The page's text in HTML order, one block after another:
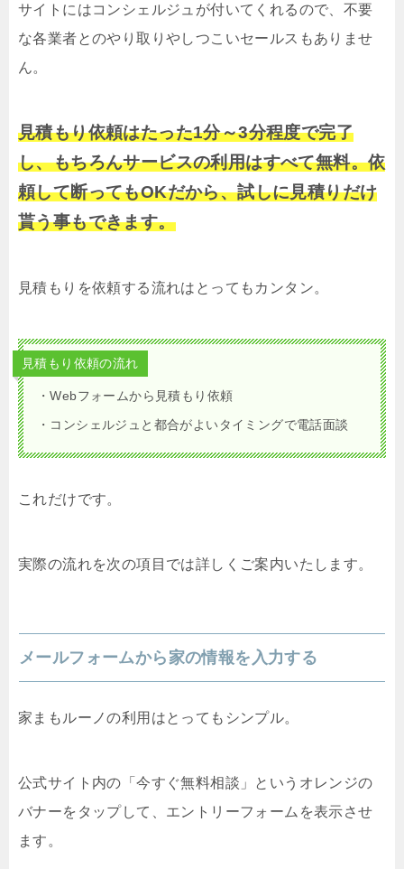
サイトにはコンシェルジュが付いてくれるので、不要
な各業者とのやり取りやしつこいセールスもありませ
ん。
見積もり依頼はたった1分～3分程度で完了
し、もちろんサービスの利用はすべて無料。依
頼して断ってもOKだから、試しに見積りだけ
貰う事もできます。
見積もりを依頼する流れはとってもカンタン。
見積もり依頼の流れ
・Webフォームから見積もり依頼
・コンシェルジュと都合がよいタイミングで電話面談
これだけです。
実際の流れを次の項目では詳しくご案内いたします。
メールフォームから家の情報を入力する
家まもルーノの利用はとってもシンプル。
公式サイト内の「今すぐ無料相談」というオレンジの
バナーをタップして、エントリーフォームを表示させ
ます。